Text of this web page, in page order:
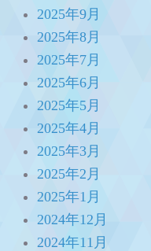
2025年9月
2025年8月
2025年7月
2025年6月
2025年5月
2025年4月
2025年3月
2025年2月
2025年1月
2024年12月
2024年11月